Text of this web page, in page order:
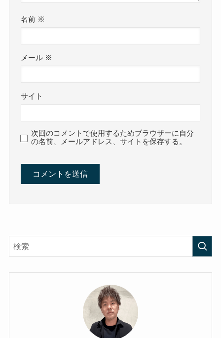
名前 ※
メール ※
サイト
次回のコメントで使用するためブラウザーに自分
の名前、メールアドレス、サイトを保存する。